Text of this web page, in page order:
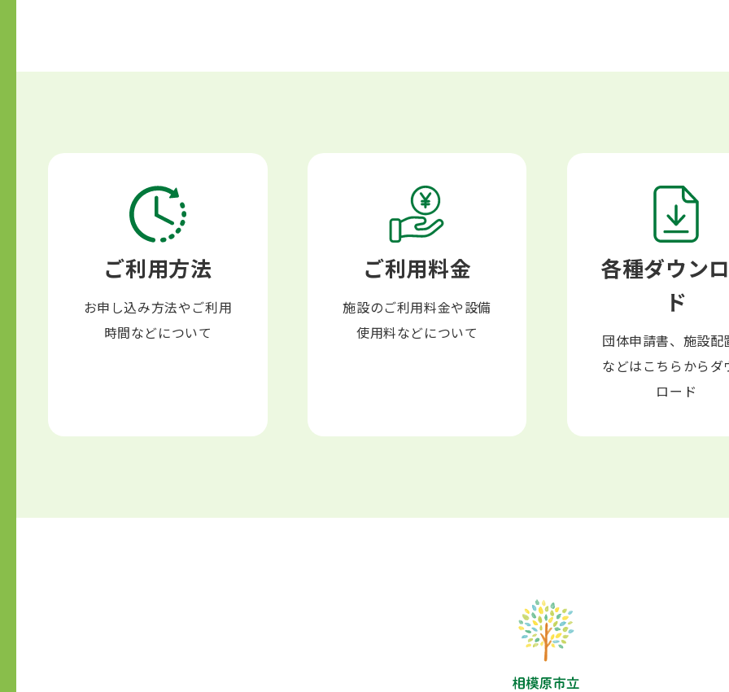
ご利用方法
お申し込み方法やご利用
時間などについて
ご利用料金
施設のご利用料金や設備
使用料などについて
各種ダウン
ド
団体申請書、施設配
などはこちらからダ
ロード